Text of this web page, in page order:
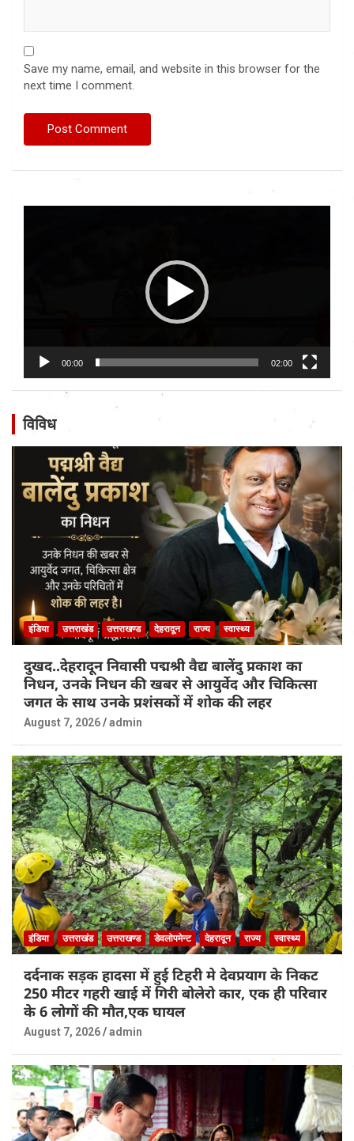
Save my name, email, and website in this browser for the
next time I comment.
00:00 02:00
विविध
इंडिया उत्तराखंड उत्तराखण्ड देहरादून राज्य स्वास्थ्य
दुखद..देहरादून निवासी पद्मश्री वैद्य बालेंदु प्रकाश का
निधन, उनके निधन की खबर से आयुर्वेद और चिकित्सा
जगत के साथ उनके प्रशंसकों में शोक की लहर
August 7, 2026 admin
इंडिया उत्तराखंड उत्तराखण्ड डेवलोपमेन्ट देहरादून राज्य स्वास्थ्य
दर्दनाक सड़क हादसा में हुई टिहरी मे देवप्रयाग के निकट
250 मीटर गहरी खाई में गिरी बोलेरो कार, एक ही परिवार
के 6 लोगों की मौत,एक घायल
August 7, 2026 admin